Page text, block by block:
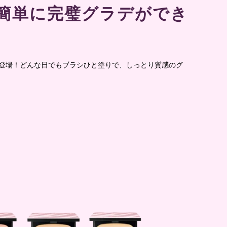
単に完璧グラデができ
場！どんな日でもブラシひと塗りで、しっとり質感のグ